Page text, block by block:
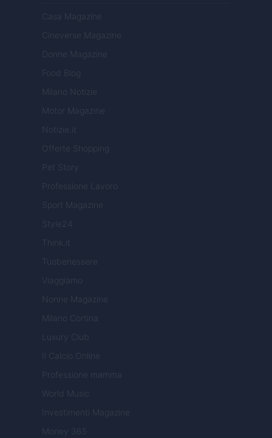
Casa Magazine
Cineverse Magazine
Donne Magazine
Food Blog
Milano Notizie
Motor Magazine
Notizie.it
Offerte Shopping
Pet Story
Professione Lavoro
Sport Magazine
Style24
Think.it
Tuobenessere
Viaggiamo
Nonne Magazine
Milano Cortina
Luxury Club
Il Calcio Online
Professione mamma
World Music
Investimenti Magazine
Money 365